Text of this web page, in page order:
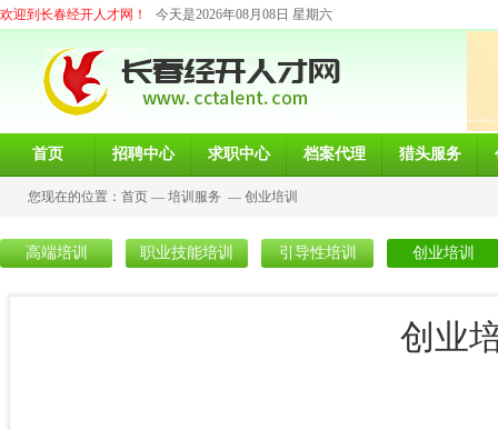
欢迎到长春经开人才网！ 今天是2026年08月08日 星期六
首页 招聘中心 求职中心 档案代理 猎头服务
您现在的位置： 首页 — 培训服务 — 创业培训
高端培训 职业技能培训 引导性培训 创业培训
创业